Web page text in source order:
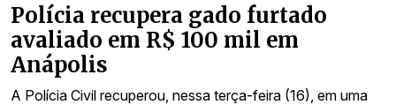
Polícia recupera gado furtado
avaliado em R$ 100 mil em
Anápolis
A Polícia Civil recuperou, nessa terça-feira (16), em uma